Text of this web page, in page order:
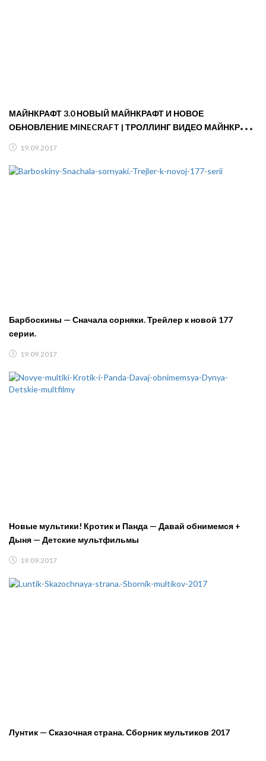
МАЙНКРАФТ 3.0 НОВЫЙ МАЙНКРАФТ И НОВОЕ
ОБНОВЛЕНИЕ MINECRAFT | ТРОЛЛИНГ ВИДЕО МАЙНКРАФТ
19.09.2017
Барбоскины — Сначала сорняки. Трейлер к новой 177
серии.
19.09.2017
Новые мультики! Кротик и Панда — Давай обнимемся +
Дыня — Детские мультфильмы
19.09.2017
Лунтик — Сказочная страна. Сборник мультиков 2017